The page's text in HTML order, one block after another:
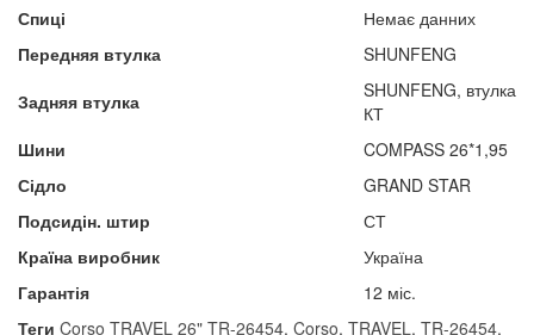
Спиці
Немає данних
Передняя втулка
SHUNFENG
Задняя втулка
SHUNFENG, втулка
КТ
Шини
COMPASS 26*1,95
Сідло
GRAND STAR
Подсидін. штир
СТ
Країна виробник
Україна
Гарантія
12 міс.
Теги Corso TRAVEL 26" TR-26454, Corso, TRAVEL, TR-26454,